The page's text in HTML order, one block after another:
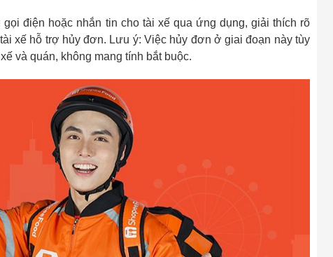
gọi điện hoặc nhắn tin cho tài xế qua ứng dụng, giải thích rõ
xế hỗ trợ hủy đơn. Lưu ý: Việc hủy đơn ở giai đoạn này tùy
và quán, không mang tính bắt buộc.